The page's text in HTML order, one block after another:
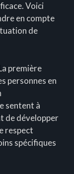
Voici
en compte
de
première
personnes en
sentent à
de développer
respect
spécifiques